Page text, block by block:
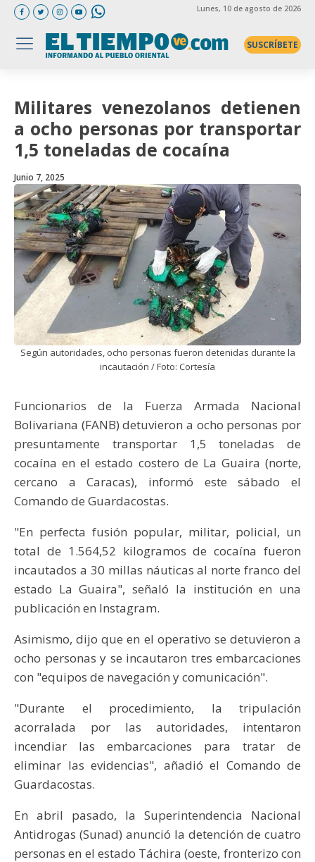
Lunes, 10 de agosto de 2026
SUSCRÍBETE
Militares venezolanos detienen
a ocho personas por transportar
1,5 toneladas de cocaína
Junio 7, 2025
Según autoridades, ocho personas fueron detenidas durante la
incautación / Foto: Cortesía
Funcionarios de la Fuerza Armada Nacional
Bolivariana (FANB) detuvieron a ocho personas por
presuntamente transportar 1,5 toneladas de
cocaína en el estado costero de La Guaira (norte,
cercano a Caracas), informó este sábado el
Comando de Guardacostas.
"En perfecta fusión popular, militar, policial, un
total de 1.564,52 kilogramos de cocaína fueron
incautados a 30 millas náuticas al norte franco del
estado La Guaira", señaló la institución en una
publicación en Instagram.
Asimismo, dijo que en el operativo se detuvieron a
ocho personas y se incautaron tres embarcaciones
con "equipos de navegación y comunicación".
"Durante el procedimiento, la tripulación
acorralada por las autoridades, intentaron
incendiar las embarcaciones para tratar de
eliminar las evidencias", añadió el Comando de
Guardacostas.
En abril pasado, la Superintendencia Nacional
Antidrogas (Sunad) anunció la detención de cuatro
personas en el estado Táchira (oeste, fronterizo con